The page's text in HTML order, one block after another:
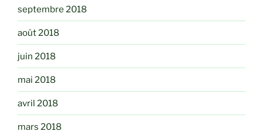
septembre 2018
août 2018
juin 2018
mai 2018
avril 2018
mars 2018